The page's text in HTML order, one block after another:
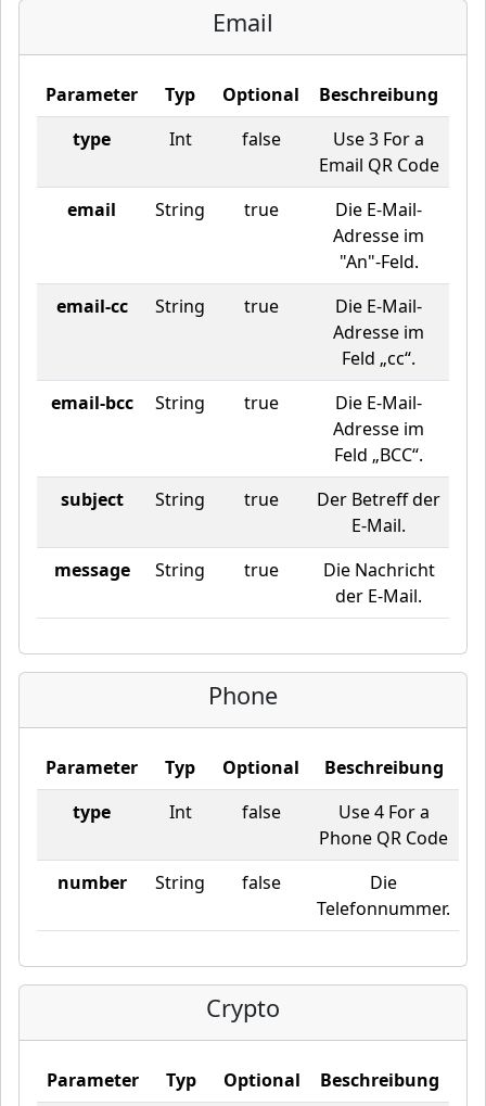
Email
Parameter Typ Optional
Beschreibung
type
Int false
Use 3 For a
Email QR Code
email
String true
Die E-Mail-
Adresse im
"An"-Feld.
email-cc
String true
Die E-Mail-
Adresse im
Feld „cc“.
email-bcc
String true
Die E-Mail-
Adresse im
Feld „BCC“.
subject
String true
Der Betreff der
E-Mail.
message
String true
Die Nachricht
der E-Mail.
Phone
Parameter Typ Optional
Beschreibung
type
Int false
Use 4 For a
Phone QR Code
number
String false
Die
Telefonnummer.
Crypto
Parameter Typ Optional
Beschreibung